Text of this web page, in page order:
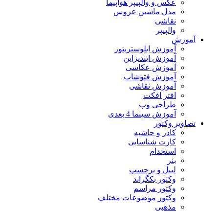
عکس و والپیپر هواپیما
مدل ماشین عروس
نقاشی
والپیپر
آموزش
آموزش ایلوستریتور
آموزش ایندیزاین
آموزش عکاسی
آموزش فتوشاپ
آموزش نقاشی
افتر افکت
طراحی وب
آموزش سینما 4 بعدی
تصاویر وکتور
کادر و حاشیه
کارت شناسایی
استخدام
بنر
لیبل و برچسب
وکتور بکگراند
وکتور مراسم
وکتور موضوعات مختلف
مذهبی